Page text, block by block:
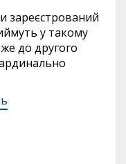
зареєстрований
у такому
до другого